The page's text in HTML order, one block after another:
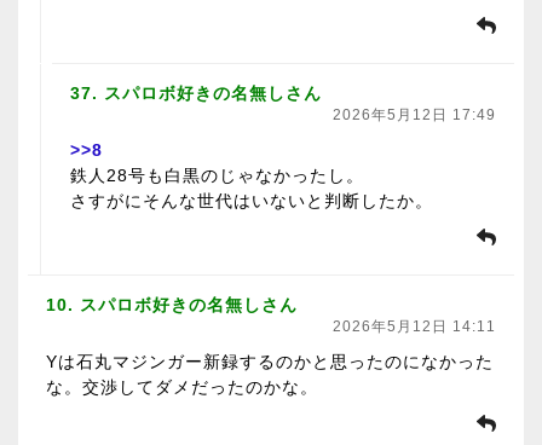
37. スパロボ好きの名無しさん
2026年5月12日 17:49
>>8
鉄人28号も白黒のじゃなかったし。
さすがにそんな世代はいないと判断したか。
10. スパロボ好きの名無しさん
2026年5月12日 14:11
Yは石丸マジンガー新録するのかと思ったのになかった
な。交渉してダメだったのかな。